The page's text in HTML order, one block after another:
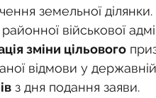
земельної ділянки.
військової
зміни цільового
відмови у державній
з дня подання заяви.